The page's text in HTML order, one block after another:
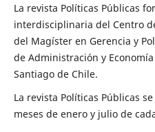
La revista Políticas Públicas
interdisciplinaria del Centro
del Magíster en Gerencia y
de Administración y
Santiago de Chile.
La revista Políticas Públicas
meses de enero y julio de